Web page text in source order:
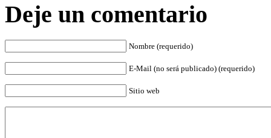
Deje un comentario
Nombre (requerido)
E-Mail (no será publicado) (requerido)
Sitio web